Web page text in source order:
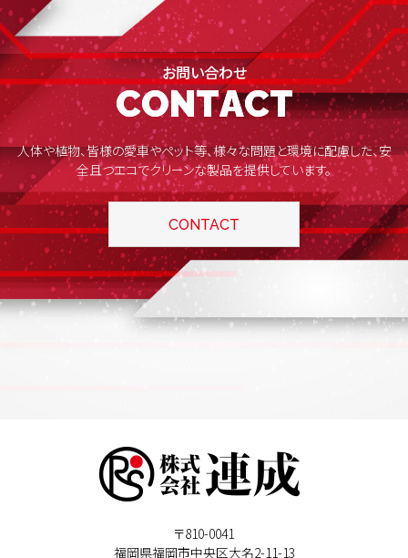
お問い合わせ
CONTACT
CONTACT
人体や植物、皆様の愛車やペット等、様々な問題と環境に配慮した、安
全且つエコでクリーンな製品を提供しています。
CONTACT
〒810-0041
福岡県福岡市中央区大名2-11-13